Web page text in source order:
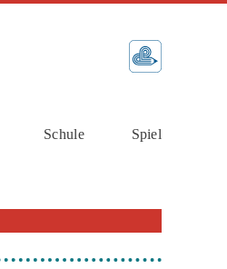
Schule Spiel